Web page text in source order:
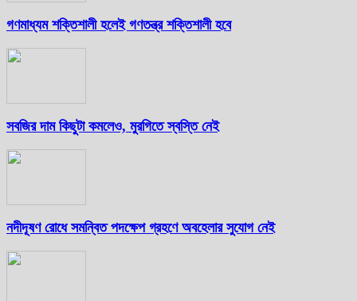
গণমাধ্যম শক্তিশালী হলেই গণতন্ত্র শক্তিশালী হবে
সবজির দাম কিছুটা কমলেও, মুরগিতে স্বস্তি নেই
নদীদূষণ রোধে সমন্বিত পদক্ষেপ গ্রহণে অবহেলার সুযোগ নেই